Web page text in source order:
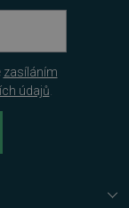
zasíláním
údajů